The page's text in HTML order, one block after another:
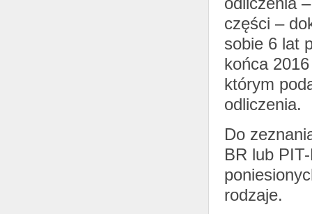
części –
sobie 6 lat
końca
którym
odliczenia.
Do
BR lub
rodzaje.